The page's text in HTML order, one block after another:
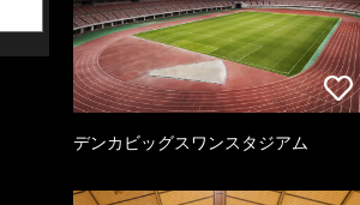
デンカビッグスワンスタジアム